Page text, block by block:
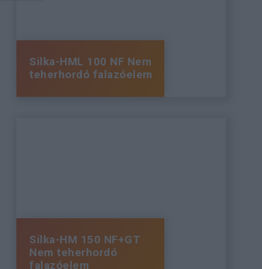
Silka-HML 100 NF Nem
teherhordó falazóelem
Silka-HM 150 NF+GT
Nem teherhordó
falazóelem